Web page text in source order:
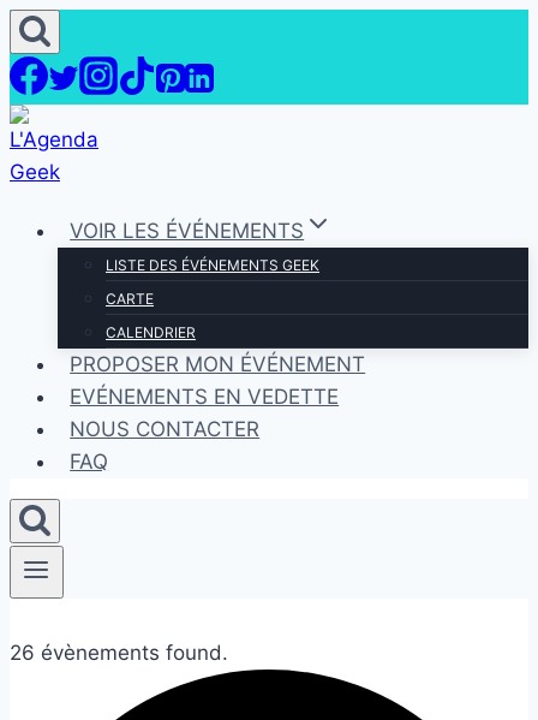
Aller
au
contenu
VOIR LES ÉVÉNEMENTS
LISTE DES ÉVÉNEMENTS GEEK
CARTE
CALENDRIER
PROPOSER MON ÉVÉNEMENT
EVÉNEMENTS EN VEDETTE
NOUS CONTACTER
FAQ
26 évènements found.